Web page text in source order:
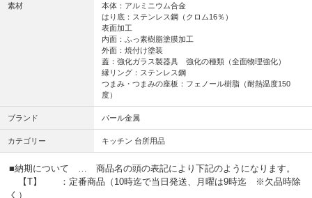
素材
本体：アルミニウム合金
はり底：ステンレス鋼（クロム16％）
表面加工
内面：ふっ素樹脂塗膜加工
外面：焼付け塗装
蓋：強化ガラス製器具 強化の種類（全面物理強化）
縁リング：ステンレス鋼
つまみ・つまみの座板：フェノール樹脂（耐熱温度150
度）
ブランド パール金属
カテゴリー キッチン 台所用品
■納期について … 商品名の頭の表記により下記のようになります。
【T】 ：定番商品（10時迄で当日発送、月曜は9時迄 ※欠品時除
く）